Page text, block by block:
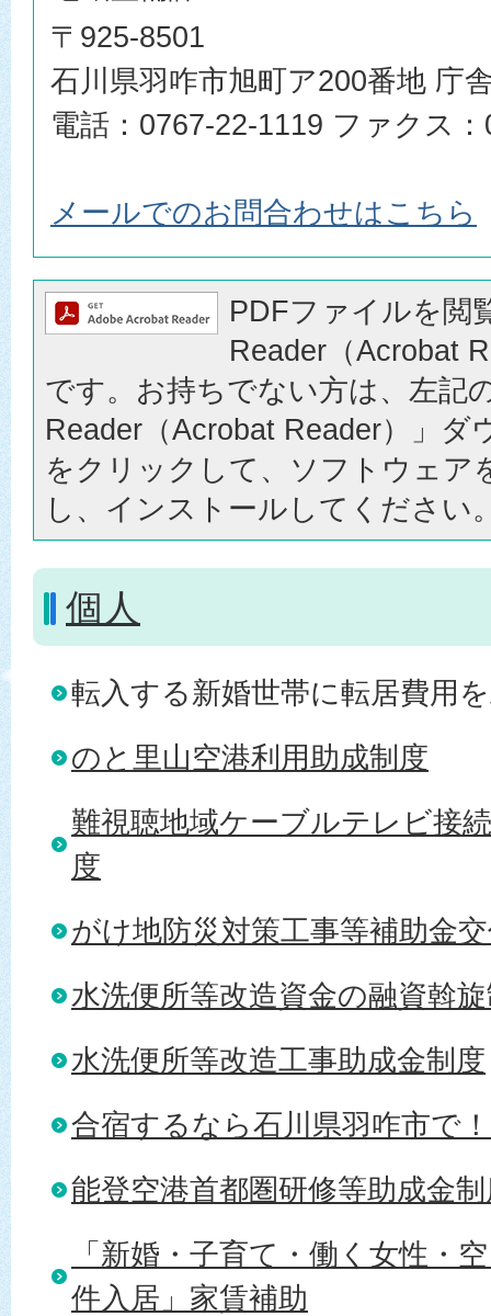
〒925-8501
石川県羽咋市旭町ア200番地 庁
電話：0767-22-1119 ファクス
メールでのお問合わせはこちら
PDFファイルを閲
Reader（Acrobat
です。お持ちでない方は、左記
Reader（Acrobat Reader）」ダ
をクリックして、ソフトウェア
し、インストールしてください
個人
転入する新婚世帯に転居費用
のと里山空港利用助成制度
難視聴地域ケーブルテレビ接
度
がけ地防災対策工事等補助金
水洗便所等改造資金の融資斡
水洗便所等改造工事助成金制度
合宿するなら石川県羽咋市で！
能登空港首都圏研修等助成金
「新婚・子育て・働く女性・
件入居」家賃補助